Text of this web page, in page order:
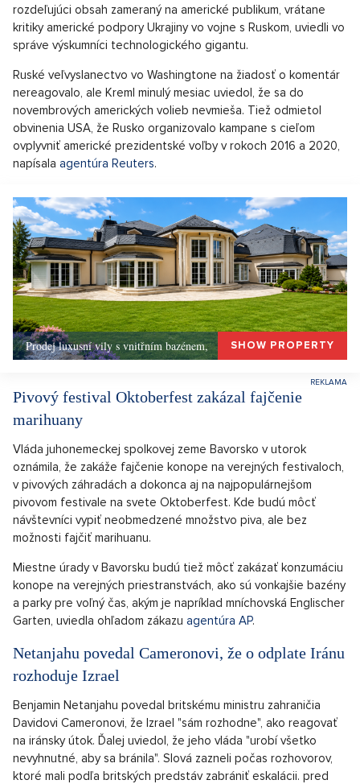
rozdeľujúci obsah zameraný na americké publikum, vrátane
kritiky americké podpory Ukrajiny vo vojne s Ruskom, uviedli vo
správe výskumníci technologického gigantu.
Ruské veľvyslanectvo vo Washingtone na žiadosť o komentár
nereagovalo, ale Kreml minulý mesiac uviedol, že sa do
novembrových amerických volieb nevmieša. Tiež odmietol
obvinenia USA, že Rusko organizovalo kampane s cieľom
ovplyvniť americké prezidentské voľby v rokoch 2016 a 2020,
napísala agentúra Reuters.
Prodej luxusní vily s vnitřním bazénem, SHOW PROPERTY
Pivový festival Oktoberfest zakázal fajčenie
marihuany
Vláda juhonemeckej spolkovej zeme Bavorsko v utorok
oznámila, že zakáže fajčenie konope na verejných festivaloch,
v pivových záhradách a dokonca aj na najpopulárnejšom
pivovom festivale na svete Oktoberfest. Kde budú môcť
návštevníci vypiť neobmedzené množstvo piva, ale bez
možnosti fajčiť marihuanu.
Miestne úrady v Bavorsku budú tiež môcť zakázať konzumáciu
konope na verejných priestranstvách, ako sú vonkajšie bazény
a parky pre voľný čas, akým je napríklad mníchovská Englischer
Garten, uviedla ohľadom zákazu agentúra AP.
Netanjahu povedal Cameronovi, že o odplate Iránu
rozhoduje Izrael
Benjamin Netanjahu povedal britskému ministru zahraničia
Davidovi Cameronovi, že Izrael "sám rozhodne", ako reagovať
na iránsky útok. Ďalej uviedol, že jeho vláda "urobí všetko
nevyhnutné, aby sa bránila". Slová zazneli počas rozhovorov,
ktoré mali podľa britských predstáv zabrániť eskalácii. pred